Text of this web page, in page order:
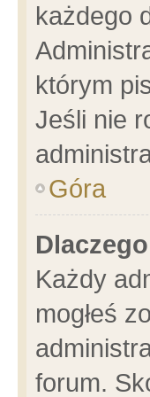
każdego
którym
Jeśli nie
Góra
Każdy
mogłeś
forum.